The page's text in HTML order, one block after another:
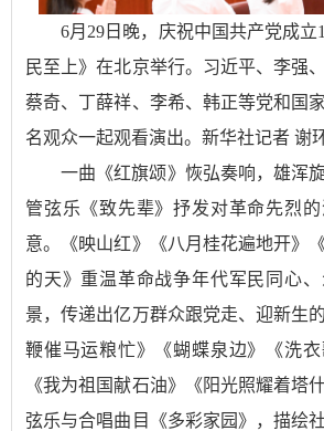
6月29日晚，庆祝中国共产党成立
民至上》在北京举行。习近平、李强
蔡奇、丁薛祥、李希、韩正等党和国
名观众一起观看演出。新华社记者 谢
一曲《红旗颂》恢弘奏响，雄浑
管弦乐《致先辈》抒发对革命先烈
意。《映山红》《八月桂花遍地开》
的天》重温革命战争年代军民同心
景，传递出亿万群众跟党走、迎新生
鞭催马运粮忙》《蝴蝶泉边》《洗衣
《我为祖国献石油》《阳光照耀着塔
弦乐与合唱曲目《多彩家园》，描绘